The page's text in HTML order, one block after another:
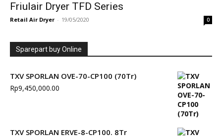
Friulair Dryer TFD Series
Retail Air Dryer - 19/05/2020 0
Sparepart buy Online
TXV SPORLAN OVE-70-CP100 (70Tr)
Rp9,450,000.00
TXV SPORLAN ERVE-8-CP100. 8Tr